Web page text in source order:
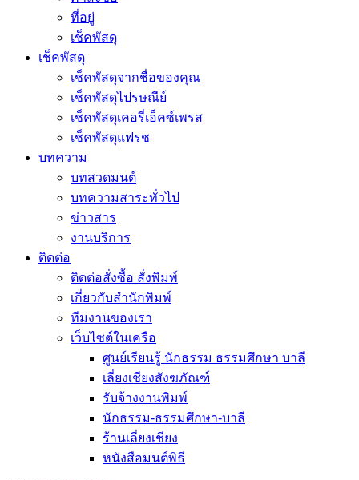
ที่อยู่
เช็คพัสดุ
เช็คพัสดุ
เช็คพัสดุจากชื่อของคุณ
เช็คพัสดุไปรษณีย์
เช็คพัสดุเคอรี่เอ็คซ์เพรส
เช็คพัสดุแฟรช
บทความ
บทสวดมนต์
บทความสาระทั่วไป
ข่าวสาร
งานบริการ
ติดต่อ
ติดต่อสั่งซื้อ สั่งพิมพ์
เกี่ยวกับสำนักพิมพ์
ทีมงานของเรา
เว็บไซต์ในเครือ
ศูนย์เรียนรู้ นักธรรม ธรรมศึกษา บาลี
เลี่ยงเชียงสังฆภัณฑ์
รับจ้างงานพิมพ์
นักธรรม-ธรรมศึกษา-บาลี
ร้านเลี่ยงเชียง
หนังสือมนต์พิธี